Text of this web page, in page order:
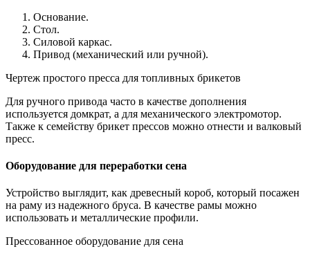
Основание.
Стол.
Силовой каркас.
Привод (механический или ручной).
Чертеж простого пресса для топливных брикетов
Для ручного привода часто в качестве дополнения
используется домкрат, а для механического электромотор.
Также к семейству брикет прессов можно отнести и валковый
пресс.
Оборудование для переработки сена
Устройство выглядит, как древесный короб, который посажен
на раму из надежного бруса. В качестве рамы можно
использовать и металлические профили.
Прессованное оборудование для сена